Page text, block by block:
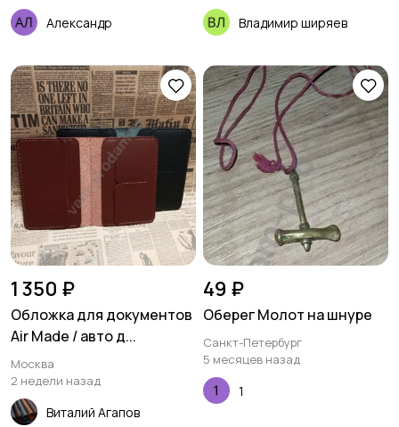
Александр Владимир ширяев
1 350 ₽
Обложка для документов
Air Made / авто д...
Москва
2 недели назад
Виталий Агапов
49 ₽
Оберег Молот на шнуре
Санкт-Петербург
5 месяцев назад
1